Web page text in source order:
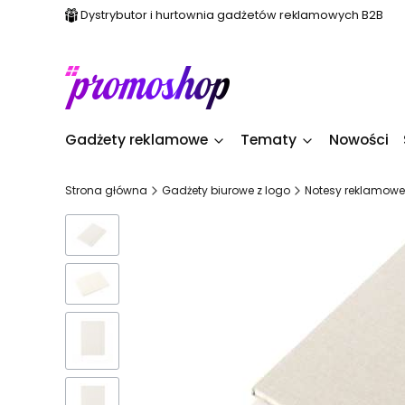
Dystrybutor i hurtownia gadżetów reklamowych B2B
Gadżety reklamowe Tematy Nowości
Strona główna Gadżety biurowe z logo Notesy